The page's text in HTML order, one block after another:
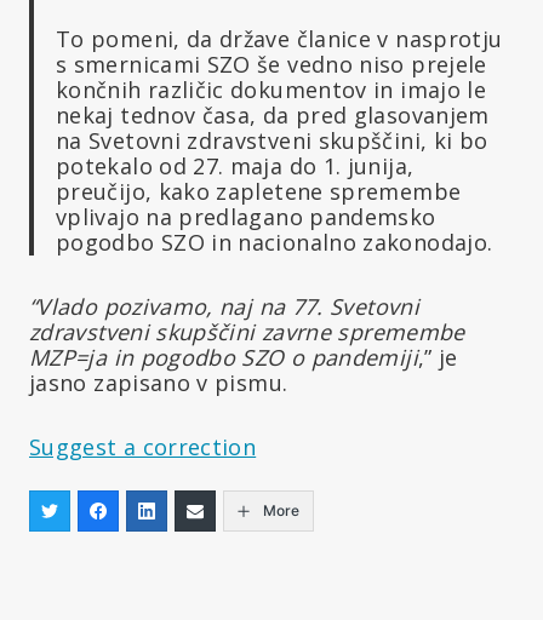
To pomeni, da države članice v nasprotju
s smernicami SZO še vedno niso prejele
končnih različic dokumentov in imajo le
nekaj tednov časa, da pred glasovanjem
na Svetovni zdravstveni skupščini, ki bo
potekalo od 27. maja do 1. junija,
preučijo, kako zapletene spremembe
vplivajo na predlagano pandemsko
pogodbo SZO in nacionalno zakonodajo.
“Vlado pozivamo, naj na 77. Svetovni
zdravstveni skupščini zavrne spremembe
MZP=ja in pogodbo SZO o pandemiji,” je
jasno zapisano v pismu.
Suggest a correction
More